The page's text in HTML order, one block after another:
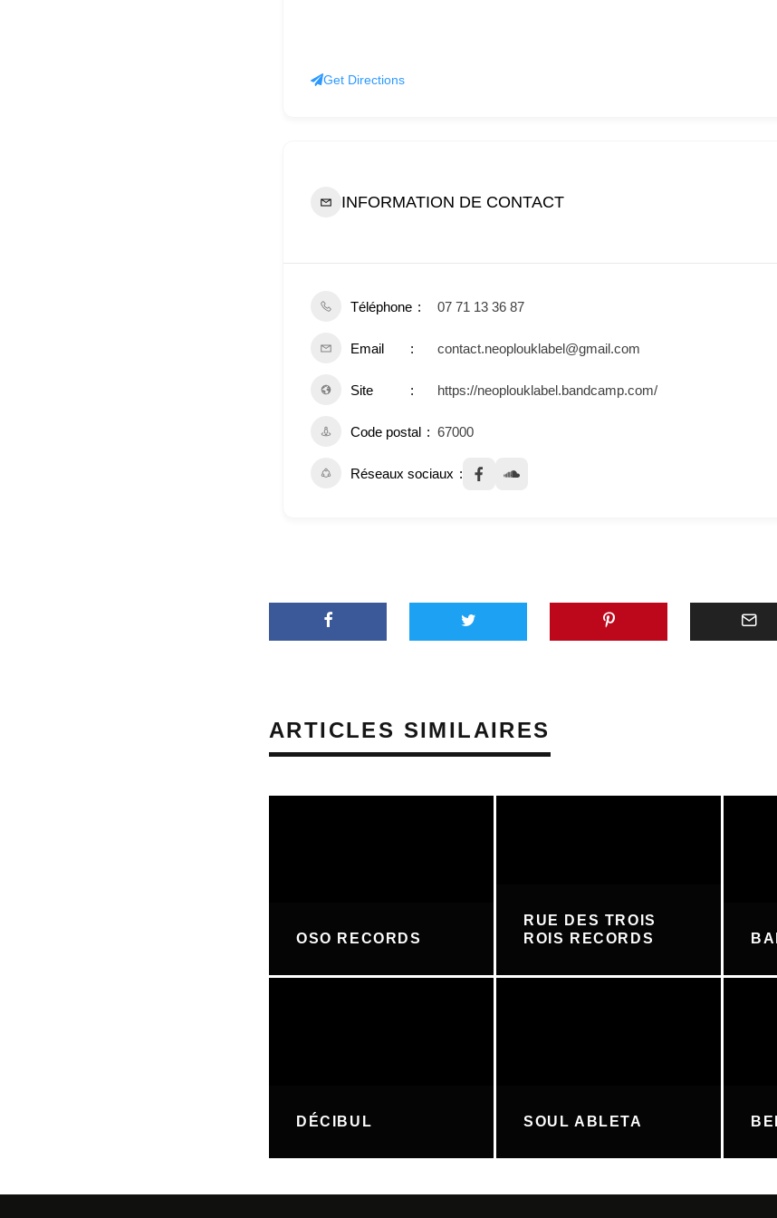
Get Directions
INFORMATION DE CONTACT
Téléphone 07 71 13 36 87
Email contact.neoplouklabel@gmail.com
Site https://neoplouklabel.bandcamp.com/
Code postal 67000
Réseaux sociaux
ARTICLES SIMILAIRES
OSO RECORDS
RUE DES TROIS
ROIS RECORDS
DÉCIBUL SOUL ABLETA